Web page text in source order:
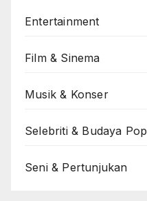
Entertainment
Film & Sinema
Musik & Konser
Selebriti & Budaya Pop
Seni & Pertunjukan